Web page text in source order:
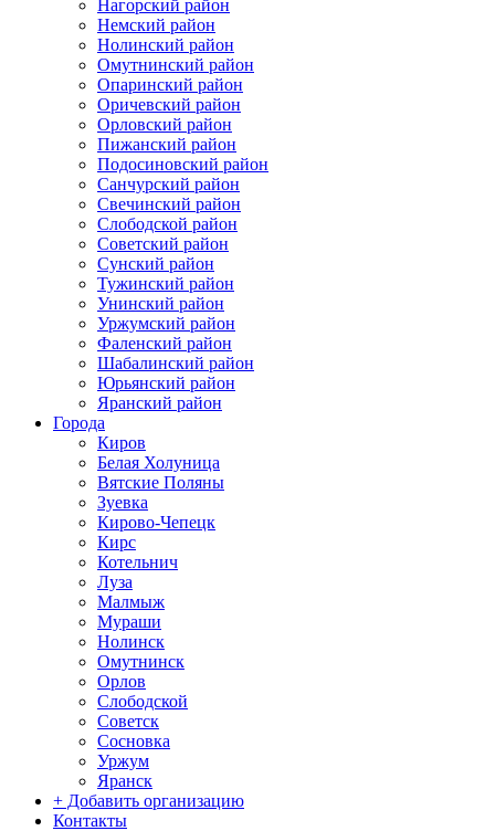
Нагорский район
Немский район
Нолинский район
Омутнинский район
Опаринский район
Оричевский район
Орловский район
Пижанский район
Подосиновский район
Санчурский район
Свечинский район
Слободской район
Советский район
Сунский район
Тужинский район
Унинский район
Уржумский район
Фаленский район
Шабалинский район
Юрьянский район
Яранский район
Города
Киров
Белая Холуница
Вятские Поляны
Зуевка
Кирово-Чепецк
Кирс
Котельнич
Луза
Малмыж
Мураши
Нолинск
Омутнинск
Орлов
Слободской
Советск
Сосновка
Уржум
Яранск
+ Добавить организацию
Контакты